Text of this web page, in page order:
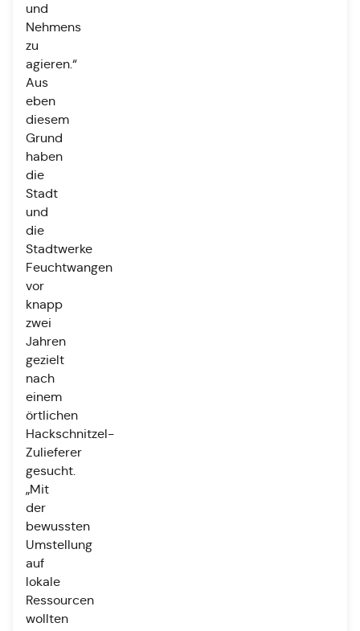
und
Nehmens
zu
agieren.“
Aus
eben
diesem
Grund
haben
die
Stadt
und
die
Stadtwerke
Feuchtwangen
vor
knapp
zwei
Jahren
gezielt
nach
einem
örtlichen
Hackschnitzel-
Zulieferer
gesucht.
„Mit
der
bewussten
Umstellung
auf
lokale
Ressourcen
wollten